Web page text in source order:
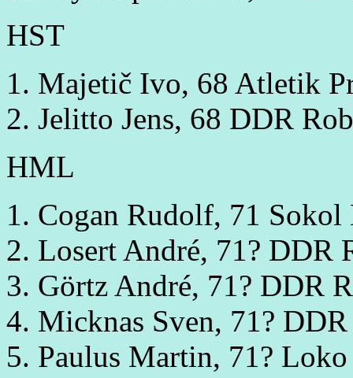
HST
1. Majetič Ivo, 68 Atletik
2. Jelitto Jens, 68 DDR
HML
1. Cogan Rudolf, 71 Sokol
2. Losert André, 71? DDR
3. Görtz André, 71? DDR
4. Micknas Sven, 71?
5. Paulus Martin, 71?